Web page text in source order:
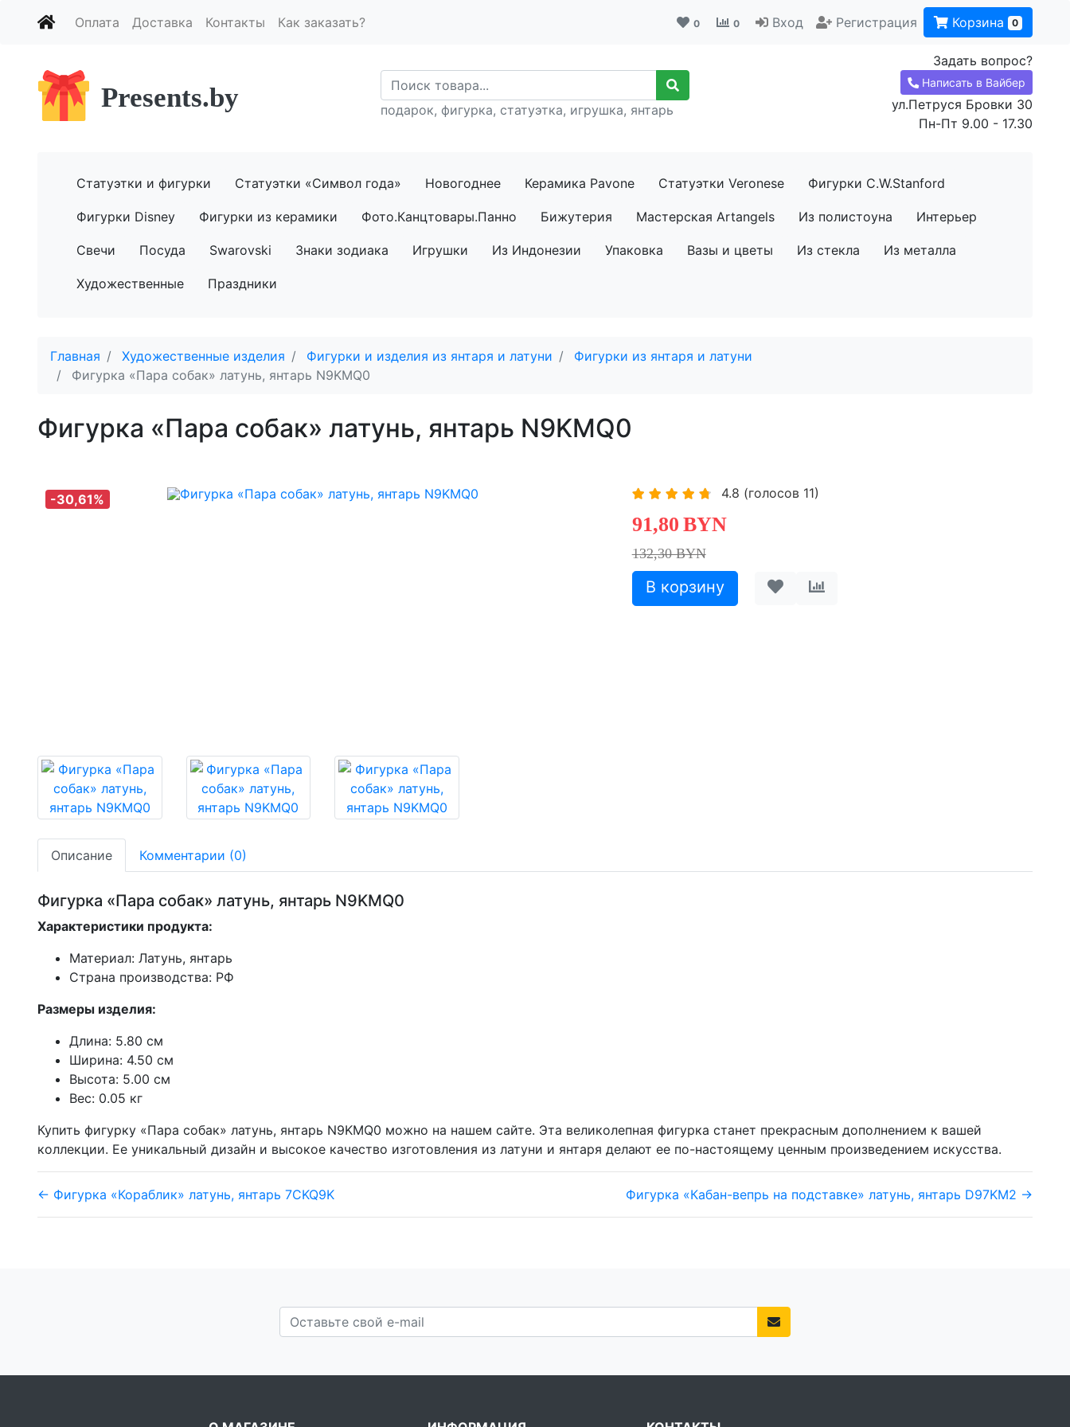
Оплата Доставка Контакты Как заказать? 0 0 Вход Регистрация Корзина 0
Presents.by подарок, фигурка, статуэтка, игрушка, янтарь
Задать вопрос?
Написать в Вайбер
ул.Петруся Бровки 30
Пн-Пт 9.00 - 17.30
Статуэтки и фигурки Статуэтки «Символ года» Новогоднее Керамика Pavone Статуэтки Veronese Фигурки C.W.Stanford
Фигурки Disney Фигурки из керамики Фото.Канцтовары.Панно Бижутерия Мастерская Artangels Из полистоуна Интерьер
Свечи Посуда Swarovski Знаки зодиака Игрушки Из Индонезии Упаковка Вазы и цветы Из стекла Из металла
Художественные Праздники
Главная Художественные изделия Фигурки и изделия из янтаря и латуни
Фигурки из янтаря и латуни
Фигурка «Пара собак» латунь, янтарь N9KMQ0
Фигурка «Пара собак» латунь, янтарь N9KMQ0
-30,61%
4.8 (голосов 11)
91,80 BYN
132,30 BYN
Описание Комментарии (0)
Фигурка «Пара собак» латунь, янтарь N9KMQ0
Характеристики продукта:
Материал: Латунь, янтарь
Страна производства: РФ
Размеры изделия:
Длина: 5.80 см
Ширина: 4.50 см
Высота: 5.00 см
Вес: 0.05 кг
Купить фигурку «Пара собак» латунь, янтарь N9KMQ0 можно на нашем сайте. Эта великолепная фигурка станет прекрасным дополнением к вашей
коллекции. Ее уникальный дизайн и высокое качество изготовления из латуни и янтаря делают ее по-настоящему ценным произведением искусства.
← Фигурка «Кораблик» латунь, янтарь 7CKQ9K Фигурка «Кабан-вепрь на подставке» латунь, янтарь D97KM2 →